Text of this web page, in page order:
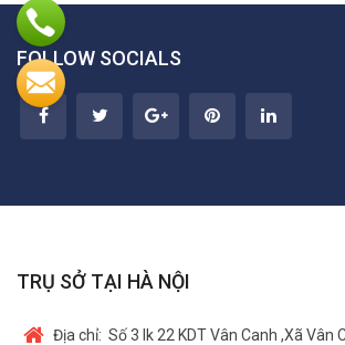
FOLLOW SOCIALS
TRỤ SỞ TẠI HÀ NỘI
Địa chỉ: Số 3 lk 22 KDT Vân Canh ,Xã Vân